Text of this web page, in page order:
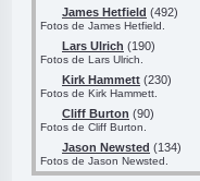
James Hetfield (492)
Fotos de James Hetfield.
Lars Ulrich (190)
Fotos de Lars Ulrich.
Kirk Hammett (230)
Fotos de Kirk Hammett.
Cliff Burton (90)
Fotos de Cliff Burton.
Jason Newsted (134)
Fotos de Jason Newsted.